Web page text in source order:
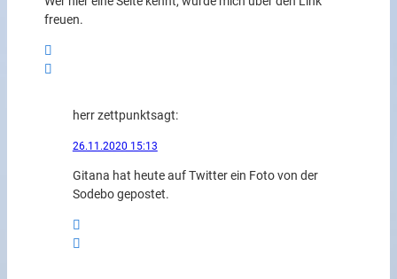
freuen.
herr zettpunktsagt:
26.11.2020 15:13
Gitana hat heute auf Twitter ein Foto von der
Sodebo gepostet.